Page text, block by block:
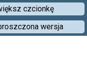
czcionkę
wersja